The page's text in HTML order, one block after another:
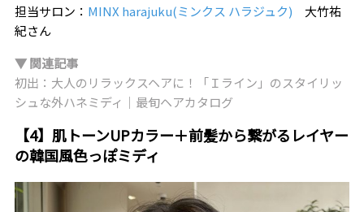
担当サロン： MINX harajuku(ミンクス ハラジュク) 大竹祐
紀さん
▼ 関連記事
初出：大人のリラックスヘアに！「Ｉライン」のスタイリッ
シュな外ハネミディ｜最旬ヘアカタログ
【4】肌トーンUPカラー＋前髪から繋がるレイヤー
の韓国風色っぽミディ